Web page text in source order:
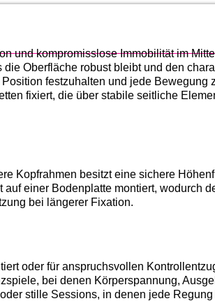
und kompromisslose Immobilität im
Oberfläche robust bleibt und den
festzuhalten und jede Bewegung
fixiert, die über stabile seitliche
Kopfrahmen besitzt eine sichere
einer Bodenplatte montiert, wodurch
bei längerer Fixation.
oder für anspruchsvollen
bei denen Körperspannung,
stille Sessions, in denen jede